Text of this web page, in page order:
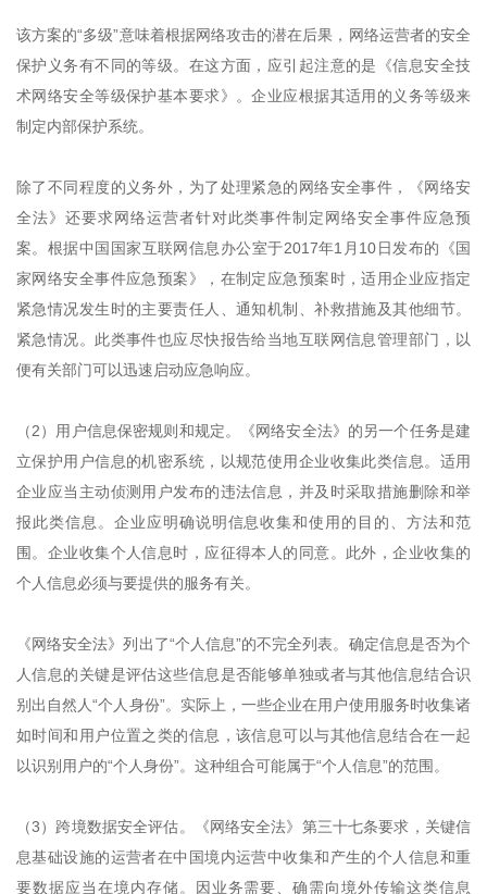
该方案的“多级”意味着根据网络攻击的潜在后果，网络运营者的安全
保护义务有不同的等级。在这方面，应引起注意的是《信息安全技
术网络安全等级保护基本要求》。企业应根据其适用的义务等级来
制定内部保护系统。
除了不同程度的义务外，为了处理紧急的网络安全事件，《网络安
全法》还要求网络运营者针对此类事件制定网络安全事件应急预
案。根据中国国家互联网信息办公室于2017年1月10日发布的《国
家网络安全事件应急预案》，在制定应急预案时，适用企业应指定
紧急情况发生时的主要责任人、通知机制、补救措施及其他细节。
紧急情况。此类事件也应尽快报告给当地互联网信息管理部门，以
便有关部门可以迅速启动应急响应。
（2）用户信息保密规则和规定。《网络安全法》的另一个任务是建
立保护用户信息的机密系统，以规范使用企业收集此类信息。适用
企业应当主动侦测用户发布的违法信息，并及时采取措施删除和举
报此类信息。企业应明确说明信息收集和使用的目的、方法和范
围。企业收集个人信息时，应征得本人的同意。此外，企业收集的
个人信息必须与要提供的服务有关。
《网络安全法》列出了“个人信息”的不完全列表。确定信息是否为个
人信息的关键是评估这些信息是否能够单独或者与其他信息结合识
别出自然人“个人身份”。实际上，一些企业在用户使用服务时收集诸
如时间和用户位置之类的信息，该信息可以与其他信息结合在一起
以识别用户的“个人身份”。这种组合可能属于“个人信息”的范围。
（3）跨境数据安全评估。《网络安全法》第三十七条要求，关键信
息基础设施的运营者在中国境内运营中收集和产生的个人信息和重
要数据应当在境内存储。因业务需要、确需向境外传输这类信息